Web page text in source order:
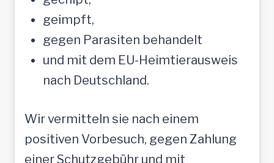
geimpft,
gegen Parasiten behandelt
und mit dem EU-Heimtierausweis
nach Deutschland.
Wir vermitteln sie nach einem
positiven Vorbesuch, gegen Zahlung
einer Schutzgebühr und mit